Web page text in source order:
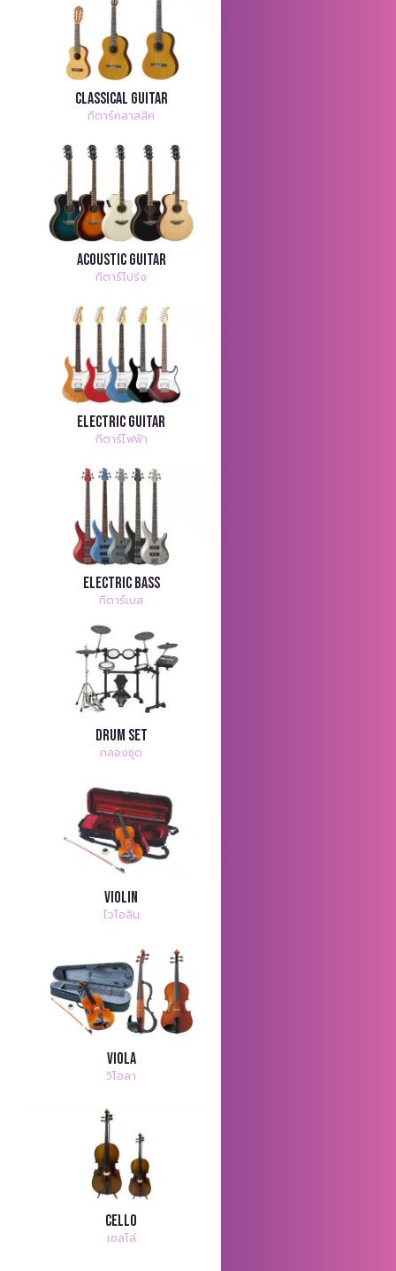
Classical Guitar
กีตาร์คลาสสิค
Acoustic Guitar
กีตาร์โปร่ง
Electric Guitar
กีตาร์ไฟฟ้า
Electric Bass
กีตาร์เบส
Drum Set
กลองชุด
Violin
ไวโอลิน
Viola
วิโอลา
Cello
เซลโล่